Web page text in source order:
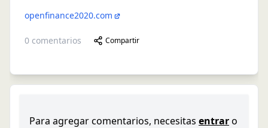
openfinance2020.com
0 comentarios Compartir
Para agregar comentarios, necesitas entraro